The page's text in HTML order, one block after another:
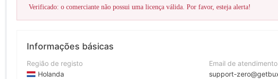
Verificado: o comerciante não possui uma licença válida. Por favor, esteja alerta!
Informações básicas
Região de registo
Holanda
Email de
support-